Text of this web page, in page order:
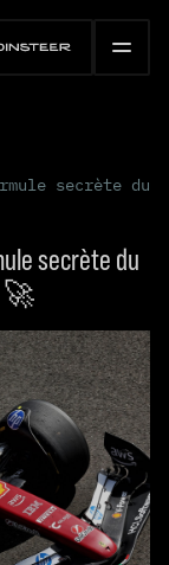
secrète du
secrète du
🚀